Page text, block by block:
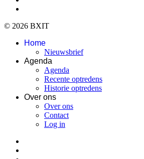
© 2026 BXIT
Home
Nieuwsbrief
Agenda
Agenda
Recente optredens
Historie optredens
Over ons
Over ons
Contact
Log in